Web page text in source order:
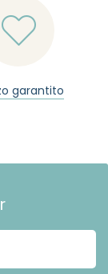

garantito